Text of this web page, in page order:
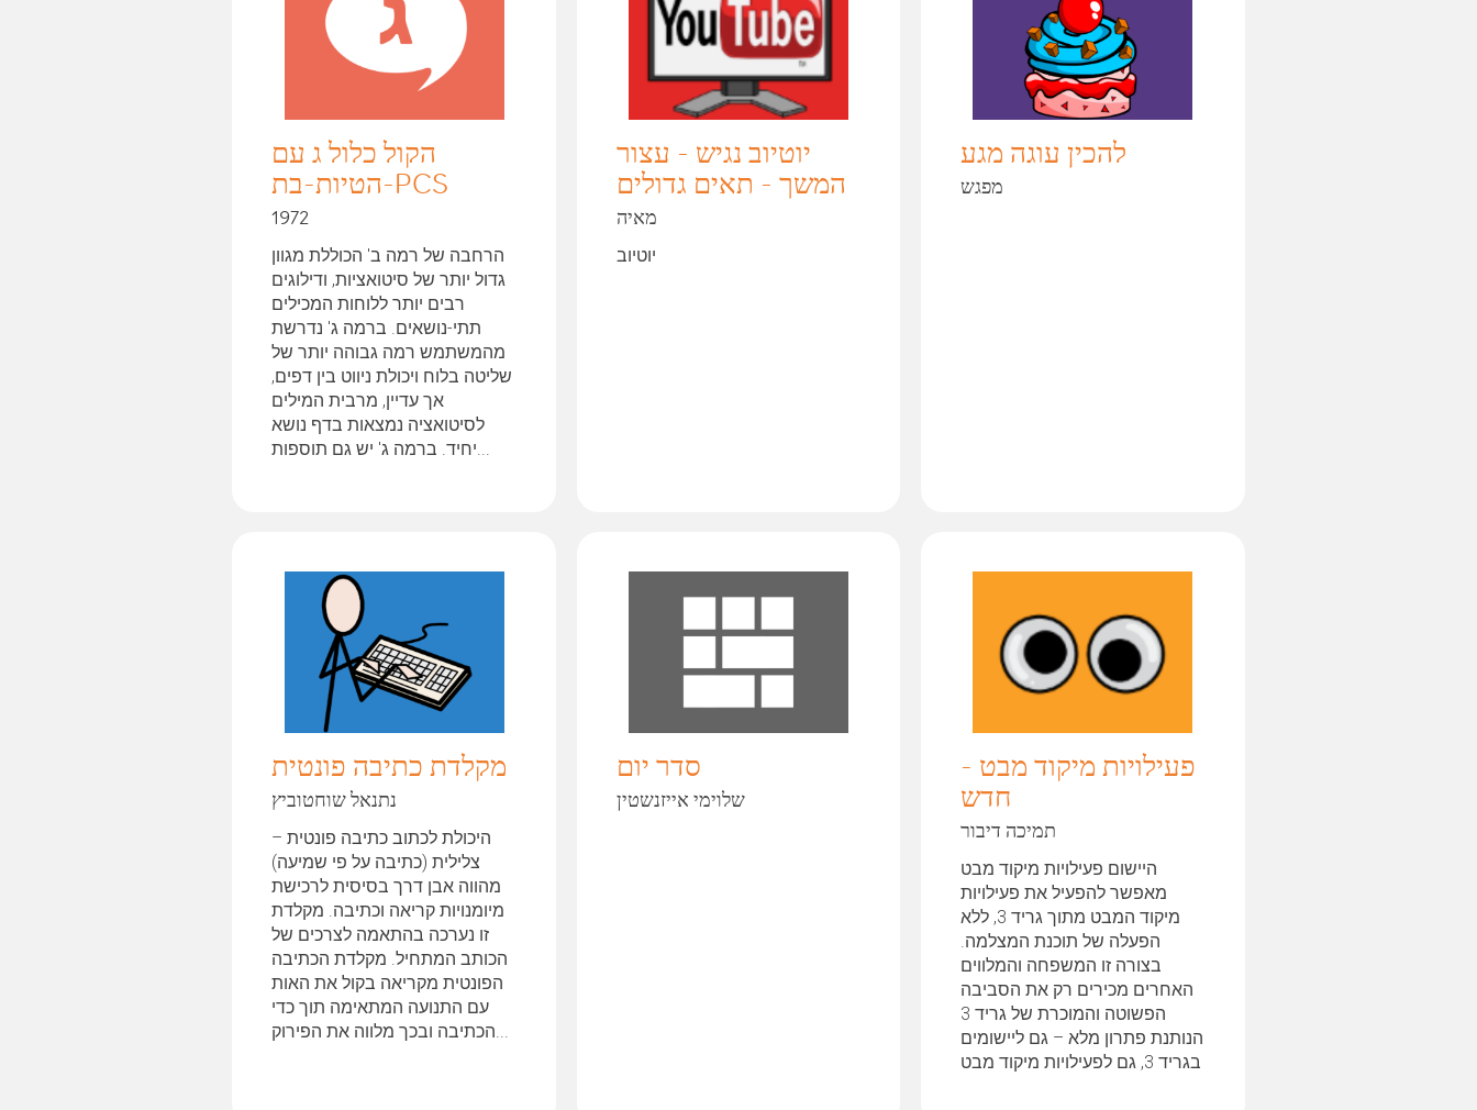
הקול כלול ג עם
הטיות-בת-PCS
1972
הרחבה של רמה ב' הכוללת מגוון
גדול יותר של סיטואציות, ודילוגים
רבים יותר ללוחות המכילים
תתי-נושאים. ברמה ג' נדרשת
מהמשתמש רמה גבוהה יותר של
שליטה בלוח ויכולת ניווט בין דפים,
אך עדיין, מרבית המילים
לסיטואציה נמצאות בדף נושא
יחיד. ברמה ג' יש גם תוספות...
יוטיוב נגיש - עצור
המשך - תאים גדולים
מאיה
יוטיוב
להכין עוגה מגע
מפגש
מקלדת כתיבה פונטית
נתנאל שוחטוביץ
היכולת לכתוב כתיבה פונטית –
צלילית (כתיבה על פי שמיעה)
מהווה אבן דרך בסיסית לרכישת
מיומנויות קריאה וכתיבה. מקלדת
זו נערכה בהתאמה לצרכים של
הכותב המתחיל. מקלדת הכתיבה
הפונטית מקריאה בקול את האות
עם התנועה המתאימה תוך כדי
הכתיבה ובכך מלווה את הפירוק...
סדר יום
שלוימי אייזנשטין
פעילויות מיקוד מבט -
חדש
תמיכה דיבור
היישום פעילויות מיקוד מבט
מאפשר להפעיל את פעילויות
מיקוד המבט מתוך גריד 3, ללא
הפעלה של תוכנת המצלמה.
בצורה זו המשפחה והמלווים
האחרים מכירים רק את הסביבה
הפשוטה והמוכרת של גריד 3
הנותנת פתרון מלא – גם ליישומים
בגריד 3, גם לפעילויות מיקוד מבט